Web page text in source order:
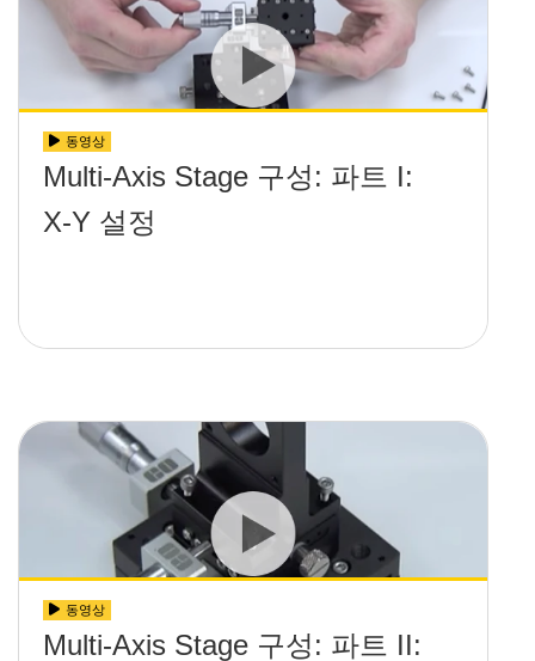
동영상
Multi-Axis Stage 구성: 파트 I:
X-Y 설정
동영상
Multi-Axis Stage 구성: 파트 II: